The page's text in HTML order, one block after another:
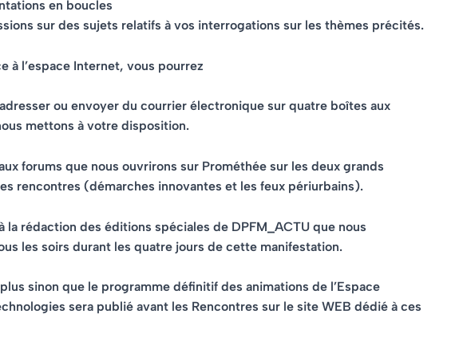
en boucles
sur des sujets relatifs à vos interrogations sur les thèmes précités.
à l’espace Internet, vous pourrez
ou envoyer du courrier électronique sur quatre boîtes aux
mettons à votre disposition.
forums que nous ouvrirons sur Prométhée sur les deux grands
rencontres (démarches innovantes et les feux périurbains).
la rédaction des éditions spéciales de DPFM_ACTU que nous
les soirs durant les quatre jours de cette manifestation.
sinon que le programme définitif des animations de l’Espace
sera publié avant les Rencontres sur le site WEB dédié à ces